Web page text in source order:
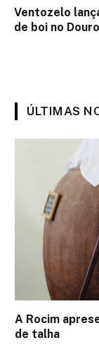
Ventozelo
de boi no Douro
ÚLTIMAS
A Rocim
de talha